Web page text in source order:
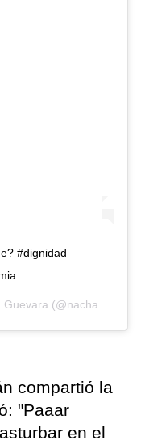
#dignidad
Guevara (@nachaguevaraoficialok) el
compartió la
"Paaar
en el